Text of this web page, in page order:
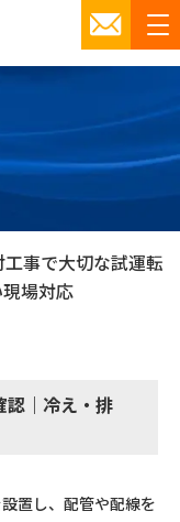
事で大切な試運転
場対応
認｜冷え・排
置し、配管や配線を